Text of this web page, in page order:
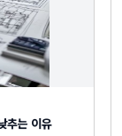
추는 이유